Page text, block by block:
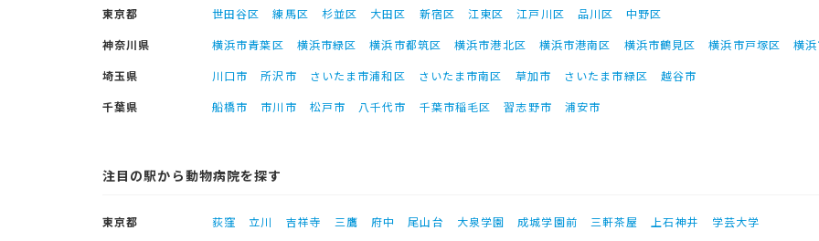
東京都 世田谷区 練馬区 杉並区 大田区 新宿区 江東区 江戸川区 品川区
中野区
神奈川県
横浜市青葉区 横浜市緑区 横浜市都筑区 横浜市港北区 横浜市港南区 横浜市鶴見区 横浜市戸塚区
横
埼玉県
川口市 所沢市 さいたま市浦和区 さいたま市南区 草加市 さいたま市緑区
越谷市
千葉県
船橋市 市川市 松戸市 八千代市 千葉市稲毛区 習志野市 浦安市
注目の駅から動物病院を探す
東京都 荻窪 立川 吉祥寺 三鷹 府中 尾山台 大泉学園 成城学園前 三軒茶屋 上石神井
学芸大学